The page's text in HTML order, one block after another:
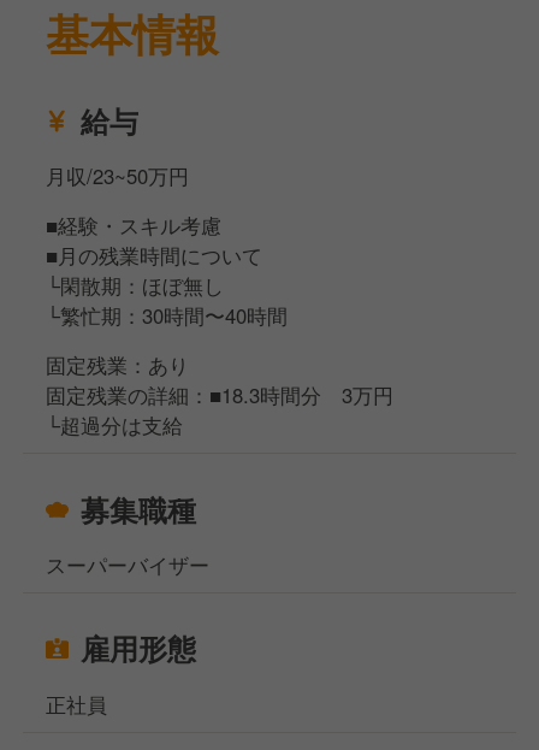
ス感覚を持つ「コミュニケーション力」です。
ていきましょう！
基本情報
給与
月収/23~50万円
■経験・スキル考慮
■月の残業時間について
└閑散期：ほぼ無し
└繁忙期：30時間〜40時間
固定残業：あり
固定残業の詳細：■18.3時間分 3万円
└超過分は支給
募集職種
スーパーバイザー
雇用形態
正社員